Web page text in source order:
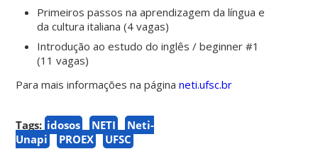
Primeiros passos na aprendizagem da língua e
da cultura italiana (4 vagas)
Introdução ao estudo do inglês / beginner #1
(11 vagas)
Para mais informações na páginaneti.ufsc.br
Tags: idosos NETI
Neti-
Unapi
PROEX UFSC